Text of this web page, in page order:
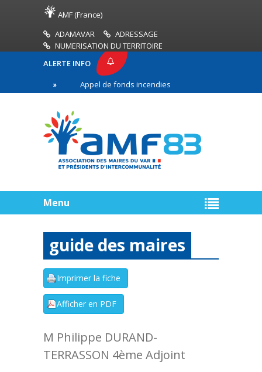
AMF (France)
ADAMAVAR
ADRESSAGE
NUMERISATION DU TERRITOIRE
ALERTE INFO
Appel de fonds incendies de forêt
ligne
Menu
guide des maires
M Philippe DURAND-
TERRASSON 4ème Adjoint